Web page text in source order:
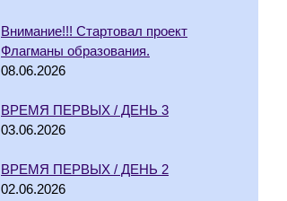
Внимание!!! Стартовал проект
Флагманы образования.
08.06.2026
ВРЕМЯ ПЕРВЫХ / ДЕНЬ 3
03.06.2026
ВРЕМЯ ПЕРВЫХ / ДЕНЬ 2
02.06.2026